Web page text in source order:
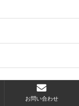
お問い合わせ